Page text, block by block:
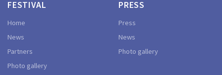
FESTIVAL
Home
News
Partners
Photo gallery
PRESS
Press
News
Photo gallery